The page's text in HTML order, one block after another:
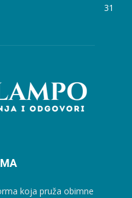
31
koja pruža obimne